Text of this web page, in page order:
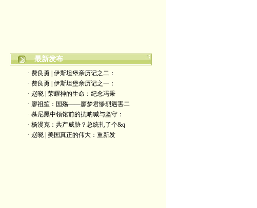
最新发布
· 费良勇 | 伊斯坦堡亲历记之二：
· 费良勇 | 伊斯坦堡亲历记之一：
· 赵晓 | 荣耀神的生命：纪念冯秉
· 廖祖笙：国殇——廖梦君惨烈遇害二
· 慕尼黑中领馆前的抗呐喊与坚守：
· 杨漫克：共产威胁？总统扎了个&q
· 赵晓 | 美国真正的伟大：重新发